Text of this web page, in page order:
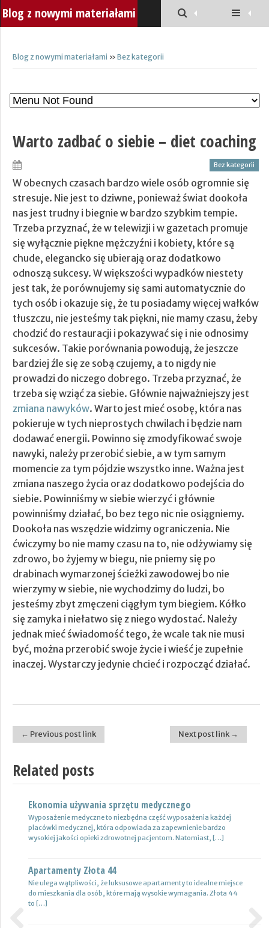
Blog z nowymi materiałami
Blog z nowymi materiałami » Bez kategorii
Warto zadbać o siebie – diet coaching
Bez kategorii
W obecnych czasach bardzo wiele osób ogromnie się
stresuje. Nie jest to dziwne, ponieważ świat dookoła
nas jest trudny i biegnie w bardzo szybkim tempie.
Trzeba przyznać, że w telewizji i w gazetach promuje
się wyłącznie piękne mężczyźni i kobiety, które są
chude, elegancko się ubierają oraz dodatkowo
odnoszą sukcesy. W większości wypadków niestety
jest tak, że porównujemy się sami automatycznie do
tych osób i okazuje się, że tu posiadamy więcej wałków
tłuszczu, nie jesteśmy tak piękni, nie mamy czasu, żeby
chodzić do restauracji i pokazywać się i nie odnosimy
sukcesów. Takie porównania powodują, że jeszcze
bardziej źle się ze sobą czujemy, a to nigdy nie
prowadzi do niczego dobrego. Trzeba przyznać, że
trzeba się wziąć za siebie. Głównie najważniejszy jest
zmiana nawyków. Warto jest mieć osobę, która nas
pokieruje w tych nieprostych chwilach i będzie nam
dodawać energii. Powinno się zmodyfikować swoje
nawyki, należy przerobić siebie, a w tym samym
momencie za tym pójdzie wszystko inne. Ważna jest
zmiana naszego życia oraz dodatkowo podejścia do
siebie. Powinniśmy w siebie wierzyć i głównie
powinniśmy działać, bo bez tego nic nie osiągniemy.
Dookoła nas wszędzie widzimy ograniczenia. Nie
ćwiczymy bo nie mamy czasu na to, nie odżywiamy się
zdrowo, bo żyjemy w biegu, nie pniemy się po
drabinach wymarzonej ścieżki zawodowej bo nie
wierzymy w siebie, nie wychodzimy do ludzi, bo
jesteśmy zbyt zmęczeni ciągłym tym biegiem. Kółko
się zamyka i niełatwo się z niego wydostać. Należy
jednak mieć świadomość tego, że wcale tak nie musi
być, można przerobić swoje życie i wieść je zupełnie
inaczej. Wystarczy jedynie chcieć i rozpocząć działać.
Post navigation
← Previous post link Next post link →
Related posts
Ekonomia używania sprzętu medycznego
Wyposażenie medyczne to niezbędna część wyposażenia każdej
placówki medycznej, która odpowiada za zapewnienie bardzo
wysokiej jakości opieki zdrowotnej pacjentom. Natomiast, […]
Apartamenty Złota 44
Nie ulega wątpliwości, że luksusowe apartamenty to idealne miejsce
do mieszkania dla osób, które mają wysokie wymagania. Złota 44
to […]
Nowoczesne lampy
Nie ulega wątpliwości, że do pojazdów powinno być dobrane
oświetlenie wysokiej jakości, które zapewni wysoki poziom
bezpieczeństwa oraz podniesie komfort […]
Wynajem samochodów i naczep – usługi
Z całą pewnością firmy transportowe spedycyjne czy także
logistyczne potrzebują przede wszystkim nowoczesnej floty aut,
które są gotowe do pracy. […]